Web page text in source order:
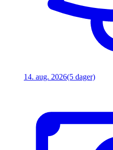
14. aug. 2026(5 dager)